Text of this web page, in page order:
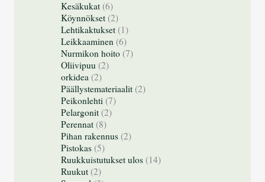
Kesäkukat(6)
Köynnökset(2)
Lehtikaktukset(1)
Leikkaaminen (6)
Nurmikon hoito(7)
Oliivipuu (2)
orkidea (2)
Päällystemateriaalit(2)
Peikonlehti (7)
Pelargonit(2)
Perennat(8)
Pihan rakennus(2)
Pistokas(5)
Ruukkuistutukset ulos(14)
Ruukut(2)